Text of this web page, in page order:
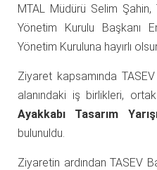
MTAL Müdürü Selim Şahin,
Yönetim Kurulu Başkanı
Yönetim Kuruluna hayırlı
Ziyaret kapsamında
alanındaki iş birlikleri,
Ayakkabı Tasarım
bulunuldu.
Ziyaretin ardından TASEV